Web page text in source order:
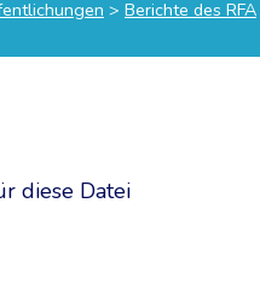
> Berichte des RFA
diese Datei